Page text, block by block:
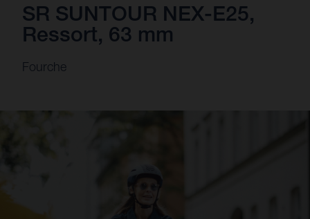
SR SUNTOUR NEX-E25,
Ressort, 63 mm
Fourche